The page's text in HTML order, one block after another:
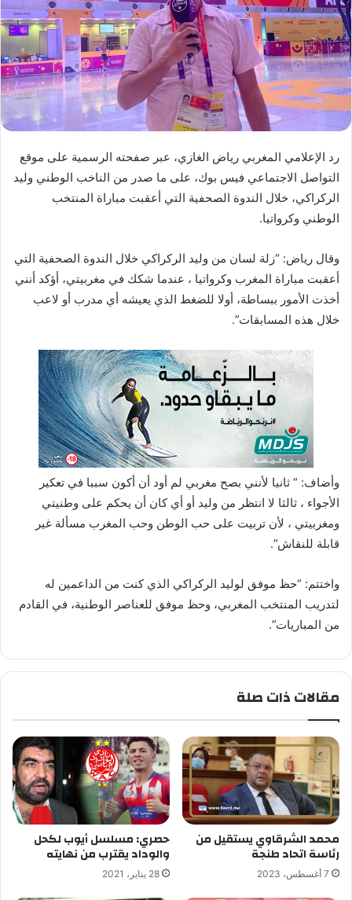
ي
د
ا
ت
و
ي
رد الإعلامي المغربي رياض الغازي، عبر صفحته الرسمية على موقع
التواصل الاجتماعي فيس بوك، على ما صدر من الناخب الوطني وليد
الركراكي، خلال الندوة الصحفية التي أعقبت مباراة المنتخب
الوطني وكرواتيا.
وقال رياض: “زلة لسان من وليد الركراكي خلال الندوة الصحفية التي
أعقبت مباراة المغرب وكرواتيا ، عندما شكك في مغربيتي، أؤكد أنني
أخذت الأمور ببساطة، أولا للضغط الذي يعيشه أي مدرب أو لاعب
خلال هذه المسابقات”.
وأضاف: ” ثانيا لأنني بصح مغربي لم أود أن أكون سببا في تعكير
الأجواء ، ثالثا لا انتظر من وليد أو أي كان أن يحكم على وطنيتي
ومغربيتي ، لأن تربيت على حب الوطن وحب المغرب مسألة غير
قابلة للنقاش”.
واختتم: “حظ موفق لوليد الركراكي الذي كنت من الداعمين له
لتدريب المنتخب المغربي، وحظ موفق للعناصر الوطنية، في القادم
من المباريات”.
مقالات ذات صلة
محمد الشرقاوي يستقيل من
رئاسة اتحاد طنجة
7 أغسطس، 2023
حصري: مسلسل أيوب لكحل
والوداد يقترب من نهايته
28 يناير، 2021